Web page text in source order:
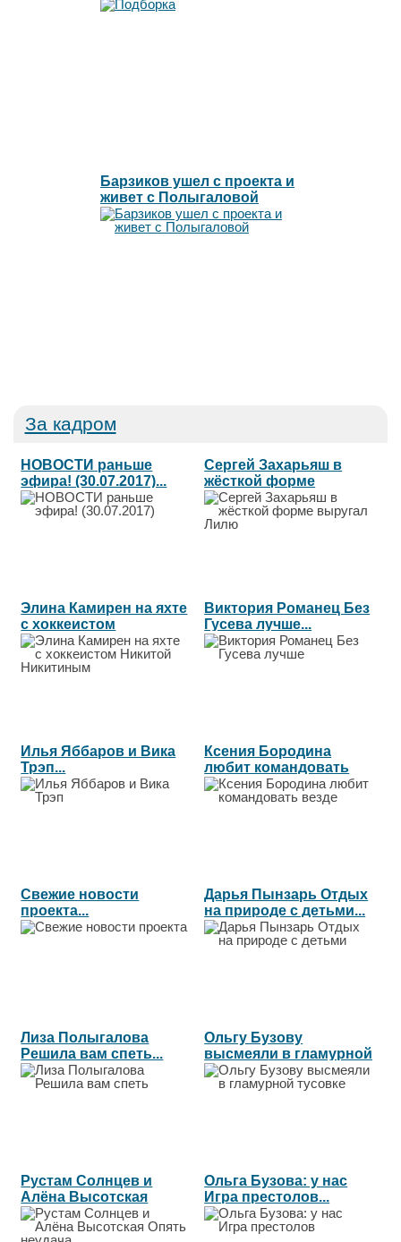
Барзиков ушел с проекта и
живет с Полыгаловой
За кадром
НОВОСТИ раньше
эфира! (30.07.2017)...
Сергей Захарьяш в
жёсткой форме
выругал Лилю...
Элина Камирен на яхте
с хоккеистом
Никитой...
Виктория Романец Без
Гусева лучше...
Илья Яббаров и Вика
Трэп...
Ксения Бородина
любит командовать
везде...
Свежие новости
проекта...
Дарья Пынзарь Отдых
на природе с детьми...
Лиза Полыгалова
Решила вам спеть...
Ольгу Бузову
высмеяли в гламурной
тусовке...
Рустам Солнцев и
Алёна Высотская
Опять неудача...
Ольга Бузова: у нас
Игра престолов...